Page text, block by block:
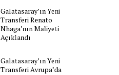
Galatasaray’ın Yeni
Transferi Renato
Nhaga’nın Maliyeti
Açıklandı
Galatasaray’ın Yeni
Transferi Avrupa’da